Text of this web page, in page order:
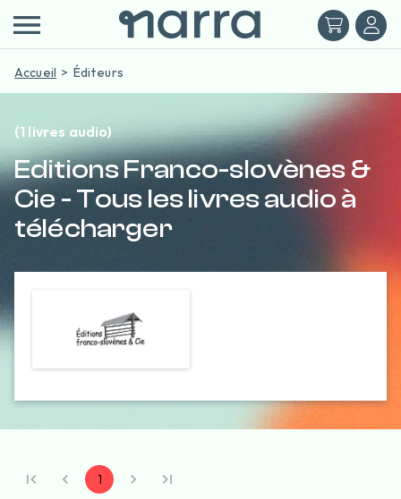
Accueil Éditeurs
(1 livres audio)
Editions Franco-slovènes &
Cie - Tous les livres audio à
télécharger
1